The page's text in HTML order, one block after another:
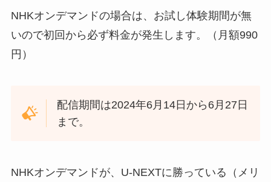
NHKオンデマンドの場合は、お試し体験期間が無
いので初回から必ず料金が発生します。（月額990
円）
配信期間は2024年6月14日から6月27日
まで。
NHKオンデマンドが、U-NEXTに勝っている（メリ